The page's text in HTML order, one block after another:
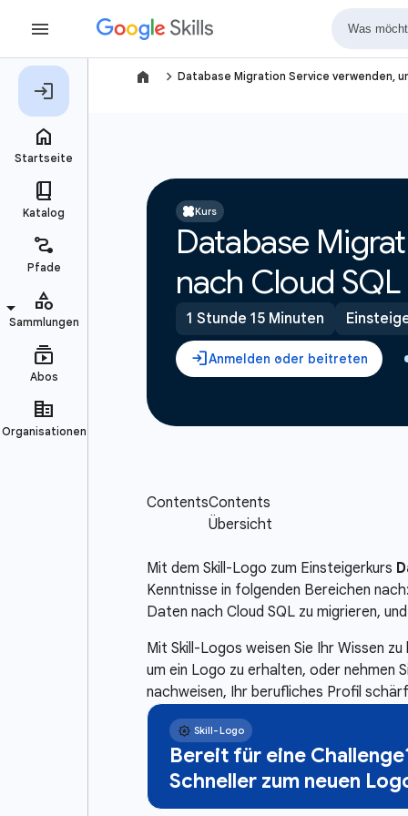
navigate_next Database Migration Service verwenden,
Kurs
Database
nach Cloud
1 Stunde 15 Minuten
Mit dem Skill-Logo zum Einsteigerkurs
Kenntnisse in folgenden Bereichen
Daten nach Cloud SQL zu migrieren,
Mit Skill-Logos weisen Sie Ihr Wissen
um ein Logo zu erhalten, oder nehmen
nachweisen, Ihr berufliches Profil
Bereit für eine
Schneller zum neuen